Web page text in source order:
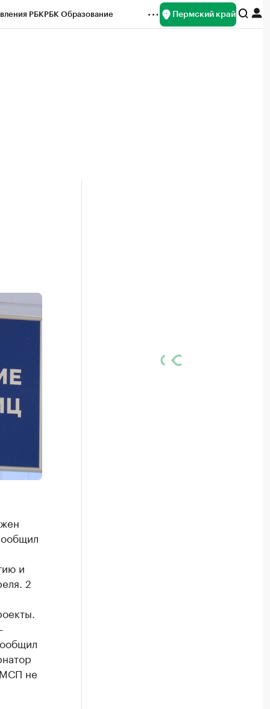
РБКРБК Образование Пермский край
и
2
не